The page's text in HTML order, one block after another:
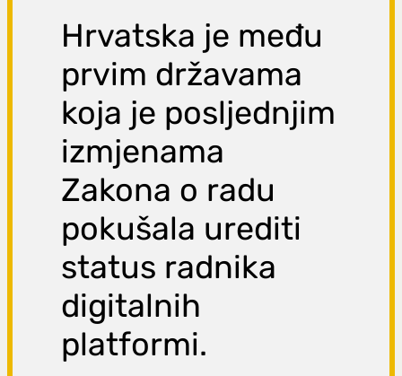
Hrvatska je među
prvim državama
koja je posljednjim
izmjenama
Zakona o radu
pokušala urediti
status radnika
digitalnih
platformi.